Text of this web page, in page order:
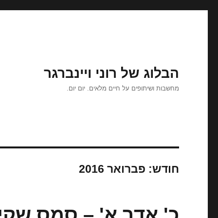
הבלוג של רוני ויינברגר
מחשבות ושיתופים על חיים מלאים. יום יום.
חודש: פברואר 2016